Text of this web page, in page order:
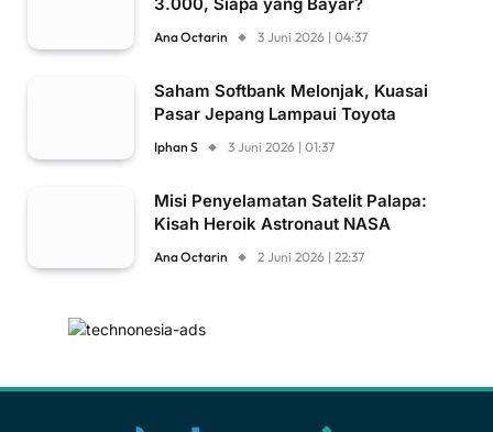
3.000, Siapa yang Bayar?
Ana Octarin 3 Juni 2026 | 04:37
Saham Softbank Melonjak, Kuasai
Pasar Jepang Lampaui Toyota
Iphan S 3 Juni 2026 | 01:37
Misi Penyelamatan Satelit Palapa:
Kisah Heroik Astronaut NASA
Ana Octarin 2 Juni 2026 | 22:37